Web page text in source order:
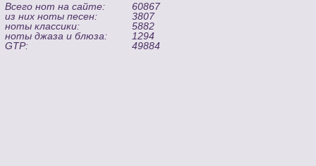
Всего нот на сайте:
60867
из них ноты песен:
3807
ноты классики:
5882
ноты джаза и блюза:
1294
GTP:
49884